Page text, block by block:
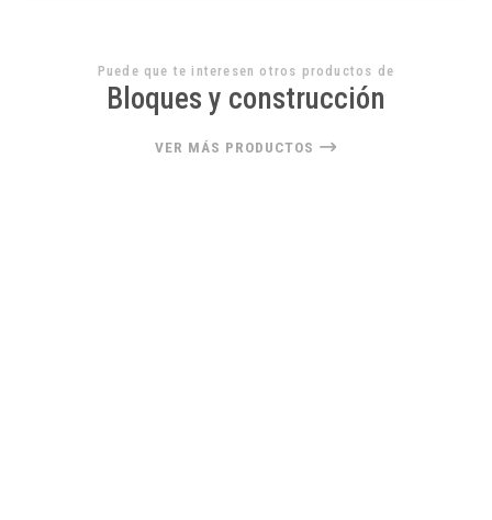
Puede que te interesen otros productos de
Bloques y construcción
VER MÁS PRODUCTOS